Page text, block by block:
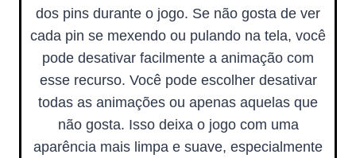
dos pins durante o jogo. Se não gosta de ver
cada pin se mexendo ou pulando na tela, você
pode desativar facilmente a animação com
esse recurso. Você pode escolher desativar
todas as animações ou apenas aquelas que
não gosta. Isso deixa o jogo com uma
aparência mais limpa e suave, especialmente